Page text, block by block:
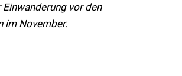
vor den
im November.